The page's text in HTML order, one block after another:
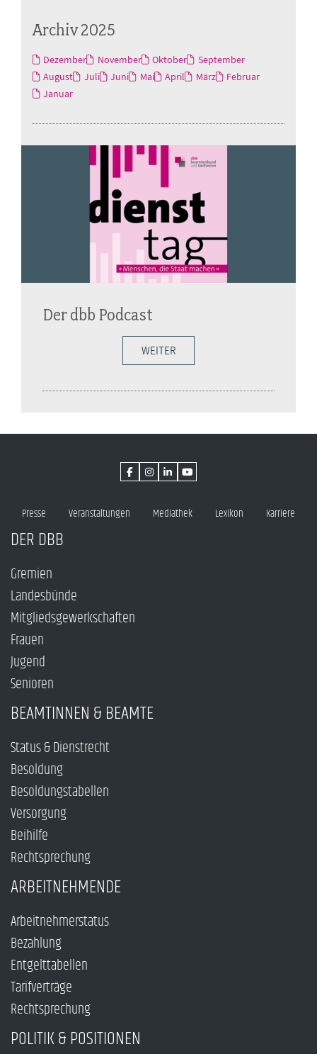
Archiv 2025
Dezember November Oktober
September
August
Juli Juni Mai April März
Februar
Januar
Der dbb Podcast
WEITER
Presse Veranstaltungen Mediathek Lexikon Karriere
DER DBB
Gremien
Landesbünde
Mitgliedsgewerkschaften
Frauen
Jugend
Senioren
BEAMTINNEN & BEAMTE
Status & Dienstrecht
Besoldung
Besoldungstabellen
Versorgung
Beihilfe
Rechtsprechung
ARBEITNEHMENDE
Arbeitnehmerstatus
Bezahlung
Entgelttabellen
Tarifverträge
Rechtsprechung
POLITIK & POSITIONEN